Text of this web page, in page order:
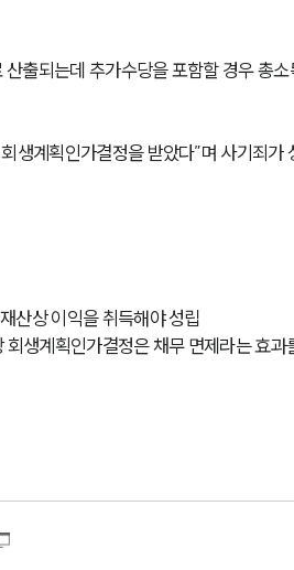
출되는데 추가수당을 포함할 경우 총
생계획인가결정을 받았다”며 사기죄가
산상 이익을 취득해야 성립
생계획인가결정은 채무 면제라는 효